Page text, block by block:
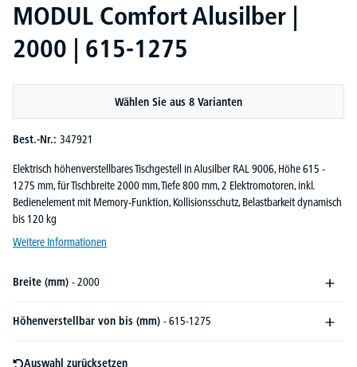
MODUL Comfort Alusilber |
2000 | 615-1275
Wählen Sie aus 8 Varianten
Best.-Nr.: 347921
Elektrisch höhenverstellbares Tischgestell in Alusilber RAL 9006, Höhe 615 -
1275 mm, für Tischbreite 2000 mm, Tiefe 800 mm, 2 Elektromotoren, inkl.
Bedienelement mit Memory-Funktion, Kollisionsschutz, Belastbarkeit dynamisch
bis 120 kg
Weitere Informationen
Breite (mm) - 2000
Höhenverstellbar von bis (mm) - 615-1275
Auswahl zurücksetzen